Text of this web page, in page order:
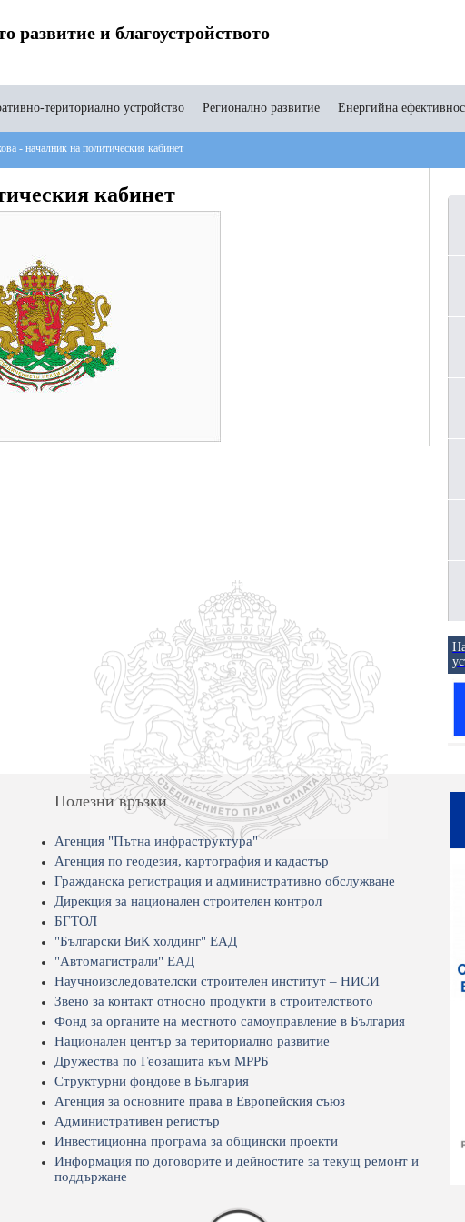
развитие и благоустройството
териториално устройство Регионално развитие Енергийна
- началник на политическия кабинет
кабинет
Полезни връзки
Агенция "Пътна инфраструктура"
Агенция по геодезия, картография и кадастър
Гражданска регистрация и административно обслужване
Дирекция за национален строителен контрол
БГТОЛ
"Български ВиК холдинг" ЕАД
"Автомагистрали" ЕАД
Научноизследователски строителен институт – НИСИ
Звено за контакт относно продукти в строителството
Фонд за органите на местното самоуправление в България
Национален център за териториално развитие
Дружества по Геозащита към МРРБ
Структурни фондове в България
Агенция за основните права в Европейския съюз
Административен регистър
Инвестиционна програма за общински проекти
Информация по договорите и дейностите за текущ ремонт и
поддържане